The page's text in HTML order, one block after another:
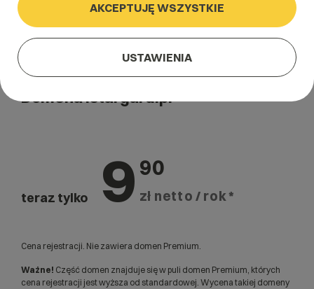
Domena .stargard.pl
teraz tylko 9 90
zł netto / rok *
Cena rejestracji. Nie zawiera domen Premium.
Ważne! Część domen znajduje się w puli domen Premium, których
cena rejestracji jest wyższa od standardowej. Wycena takiej domeny
AKCEPTUJĘ WSZYSTKIE
USTAWIENIA